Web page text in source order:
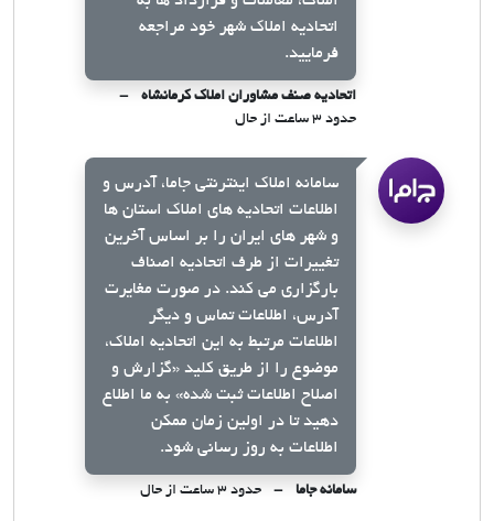
اتحادیه املاک شهر خود مراجعه
فرمایید.
اتحادیه صنف مشاوران املاک کرمانشاه
حدود ۳ ساعت از حال
سامانه املاک اینترنتی جاما، آدرس و
اطلاعات اتحادیه های املاک استان ها
و شهر های ایران را بر اساس آخرین
تغییرات از طرف اتحادیه اصناف
بارگزاری می کند. در صورت مغایرت
آدرس، اطلاعات تماس و دیگر
اطلاعات مرتبط به این اتحادیه املاک،
موضوع را از طریق کلید «گزارش و
اصلاح اطلاعات ثبت شده» به ما اطلاع
دهید تا در اولین زمان ممکن
اطلاعات به روز رسانی شود.
سامانه جاما حدود ۳ ساعت از حال